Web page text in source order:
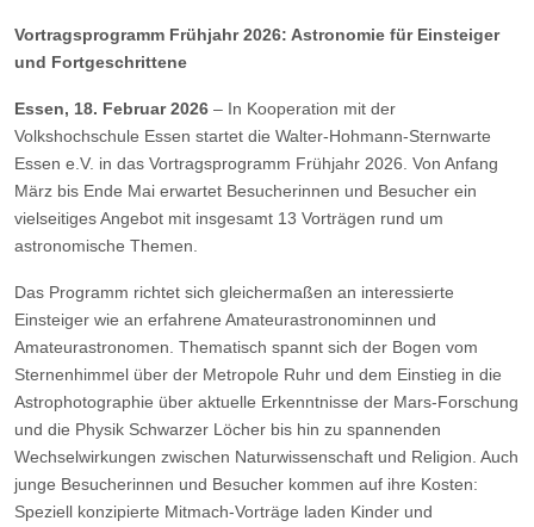
Vortragsprogramm Frühjahr 2026: Astronomie für Einsteiger
und Fortgeschrittene
Essen, 18. Februar 2026 – In Kooperation mit der
Volkshochschule Essen startet die Walter-Hohmann-Sternwarte
Essen e.V. in das Vortragsprogramm Frühjahr 2026. Von Anfang
März bis Ende Mai erwartet Besucherinnen und Besucher ein
vielseitiges Angebot mit insgesamt 13 Vorträgen rund um
astronomische Themen.
Das Programm richtet sich gleichermaßen an interessierte
Einsteiger wie an erfahrene Amateurastronominnen und
Amateurastronomen. Thematisch spannt sich der Bogen vom
Sternenhimmel über der Metropole Ruhr und dem Einstieg in die
Astrophotographie über aktuelle Erkenntnisse der Mars-Forschung
und die Physik Schwarzer Löcher bis hin zu spannenden
Wechselwirkungen zwischen Naturwissenschaft und Religion. Auch
junge Besucherinnen und Besucher kommen auf ihre Kosten:
Speziell konzipierte Mitmach-Vorträge laden Kinder und